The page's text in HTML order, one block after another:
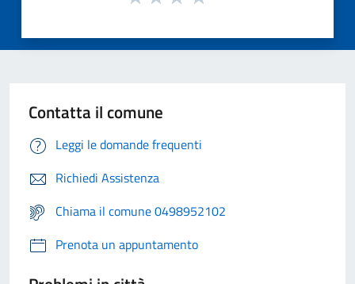
Contatta il comune
Leggi le domande frequenti
Richiedi Assistenza
Chiama il comune 0498952102
Prenota un appuntamento